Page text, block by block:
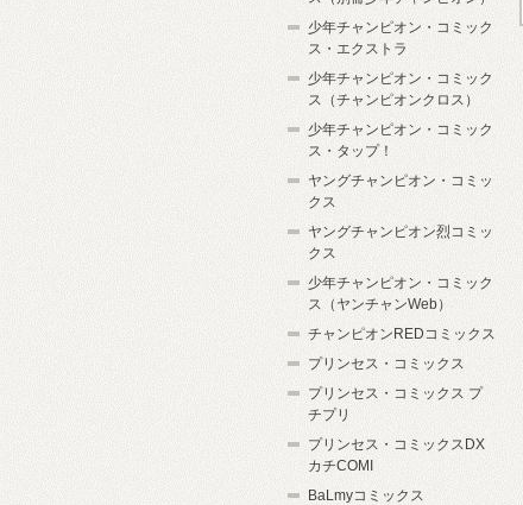
少年チャンピオン・コミック
ス・エクストラ
少年チャンピオン・コミック
ス（チャンピオンクロス）
少年チャンピオン・コミック
ス・タップ！
ヤングチャンピオン・コミッ
クス
ヤングチャンピオン烈コミッ
クス
少年チャンピオン・コミック
ス（ヤンチャンWeb）
チャンピオンREDコミックス
プリンセス・コミックス
プリンセス・コミックス プ
チプリ
プリンセス・コミックスDX
カチCOMI
BaLmyコミックス